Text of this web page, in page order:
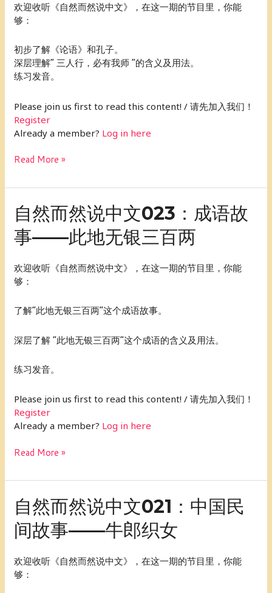
欢迎收听《自然而然说中文》，在这一期的节目里，你能
够：
初步了解《论语》和孔子。
深层理解“ 三人行，必有我师 ”的含义及用法。
练习发音。
Please join us first to read this content! / 请先加入我们！
Register
Already a member? Log in here
中
文
三
人
行，
有
我
师
Read More »
自然而然说中文023：成语故
事——此地无银三百两
欢迎收听《自然而然说中文》，在这一期的节目里，你能
够：
了解“此地无银三百两”这个成语故事。
深层了解 “此地无银三百两”这个成语的含义及用法。
练习发音。
Please join us first to read this content! / 请先加入我们！
Register
Already a member? Log in here
自
然
而
然
中
文
成
故
——
地
无
银
百
Read More »
自然而然说中文021：中国民
间故事——牛郎织女
欢迎收听《自然而然说中文》，在这一期的节目里，你能
够：
自
然
而
然
中
文